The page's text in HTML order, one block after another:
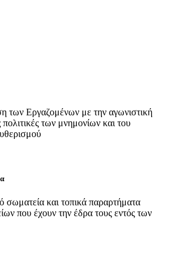
Εργαζομένων με την αγωνιστική
πολιτικές των μνημονίων και του
σωματεία και τοπικά παραρτήματα
που έχουν την έδρα τους εντός των